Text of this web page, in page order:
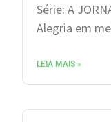
Série: A
Alegria em
LEIA MAIS »